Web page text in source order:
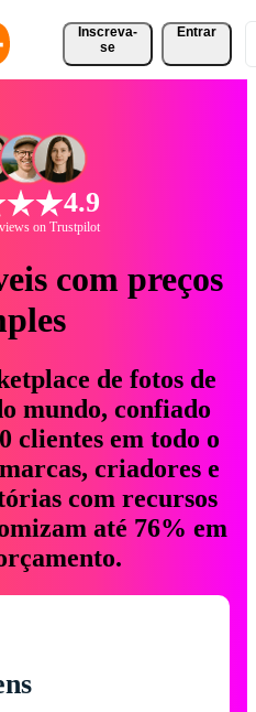
Inscreva-
se
Entrar
4.9
on Trustpilot
com preços
de fotos de
mundo, confiado
clientes em todo o
criadores e
com recursos
até 76% em